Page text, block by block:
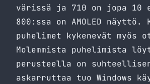
värissä ja 710 on jopa 10
800:ssa on AMOLED
puhelimet kykenevät myös
Molemmista puhelimista
perusteella on
askarruttaa tuo Windows